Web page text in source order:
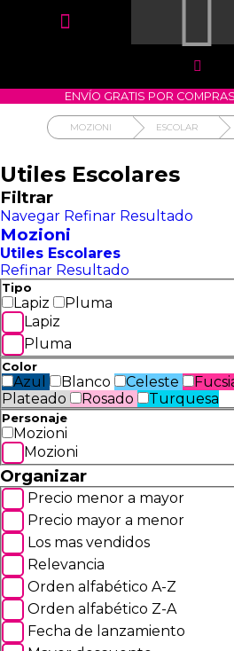



COMO COMPRAR
ENVÍO GRATIS POR
MOZIONI ESCOLAR
Utiles Escolares
Filtrar
Navegar Refinar Resultado
Mozioni
Utiles Escolares
Refinar Resultado
Tipo
Lapiz
Pluma
Lapiz
Pluma
Color
Azul Blanco Celeste
Plateado
Rosado Turquesa
Personaje
Mozioni
Mozioni
Organizar
Precio menor a mayor
Precio mayor a menor
Los mas vendidos
Relevancia
Orden alfabético A-Z
Orden alfabético Z-A
Fecha de lanzamiento